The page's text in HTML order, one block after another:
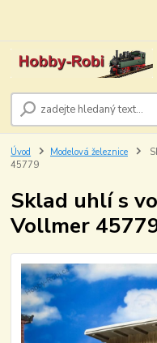
Úvod Modelová železnice
45779
Sklad uhlí s
Vollmer